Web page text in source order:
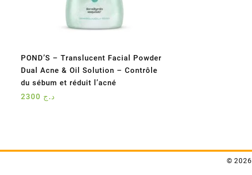
POND’S – Translucent Facial Powder
Dual Acne & Oil Solution – Contrôle
du sébum et réduit l’acné
د.ج
© 2026